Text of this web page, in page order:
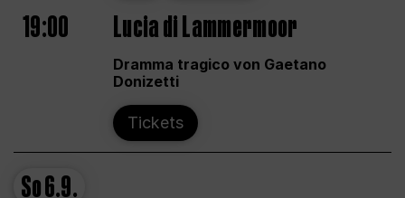
19:00 Lucia di Lammermoor
Dramma tragico von Gaetano
Donizetti
Tickets
So6.9.